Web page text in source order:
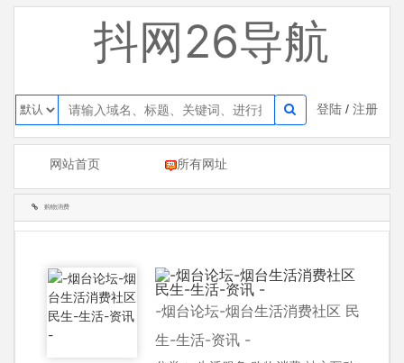
抖网26导航
登陆 /注册
网站首页 所有网址
购物消费
-烟台论坛-烟台生活消费社区 民
生-生活-资讯 -